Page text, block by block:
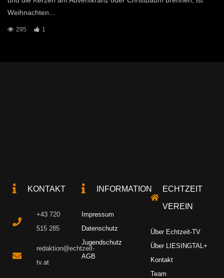
Weihnachten...
295 1
KONTAKT
+43 720
515 285
redaktion@echtzeit-
tv.at
INFORMATION
Impressum
Datenschutz
Jugendschutz
AGB
ECHTZEIT
VEREIN
Über Echtzeit-TV
Über LIESINGTAL+
Kontakt
Team